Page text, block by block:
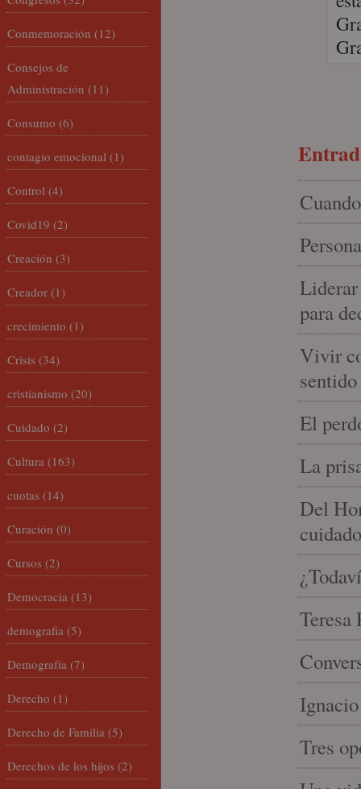
para
Vivir
El
La
Del
cuidado
Teresa
Tres
Conmemoración (12)
Consejos de
Administración (11)
Consumo (6)
contagio emocional (1)
Control (4)
Covid19 (2)
Creación (3)
Creador (1)
crecimiento (1)
Crisis (34)
cristianismo (20)
Cuidado (2)
Cultura (163)
cuotas (14)
Curación (0)
Cursos (2)
Democracia (13)
demografia (5)
Demografía (7)
Derecho (1)
Derecho de Familia (5)
Derechos de los hijos (2)